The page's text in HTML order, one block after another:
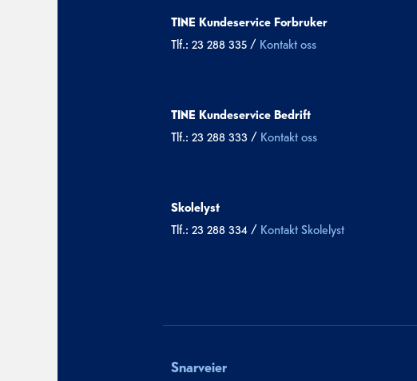
TINE Kundeservice Forbruker
Tlf.: 23 288 335 / Kontakt oss
TINE Kundeservice Bedrift
Tlf.: 23 288 333 / Kontakt oss
Skolelyst
Tlf.: 23 288 334 / Kontakt Skolelyst
Snarveier